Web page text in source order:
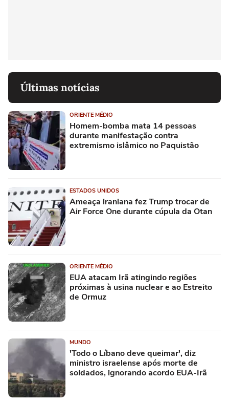
Últimas notícias
ORIENTE MÉDIO
Homem-bomba mata 14 pessoas
durante manifestação contra
extremismo islâmico no Paquistão
ESTADOS UNIDOS
Ameaça iraniana fez Trump trocar de
Air Force One durante cúpula da Otan
ORIENTE MÉDIO
EUA atacam Irã atingindo regiões
próximas à usina nuclear e ao Estreito
de Ormuz
MUNDO
'Todo o Líbano deve queimar', diz
ministro israelense após morte de
soldados, ignorando acordo EUA-Irã